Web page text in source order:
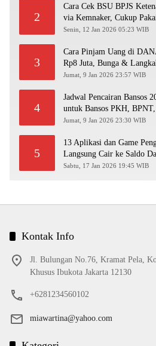
2
Cara Cek BSU BPJS
via Kemnaker, Cukup
Senin, 12 Jan 2026 05:23 WIB
3
Cara Pinjam Uang di
Rp8 Juta, Bunga &
Jumat, 9 Jan 2026 23:57 WIB
4
Jadwal Pencairan Bansos
untuk Bansos PKH,
Jumat, 9 Jan 2026 23:30 WIB
5
13 Aplikasi dan Game
Langsung Cair ke Saldo
Sabtu, 17 Jan 2026 19:45 WIB
Kontak Info
Jl. Bulungan No.76, Kramat Pela,
Khusus Ibukota Jakarta 12130
+6281234560102
miawartina@yahoo.com